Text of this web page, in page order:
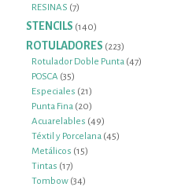
RESINAS 77
productos
STENCILS 140140
productos
ROTULADORES 223223
productos
Rotulador Doble Punta 4747
POSCA 3535
productos
Especiales 2121
productos
Punta Fina 2020
productos
Acuarelables 4949
productos
Téxtil y Porcelana 4545
Metálicos 1515
Tintas 1717
productos
Tombow 3434